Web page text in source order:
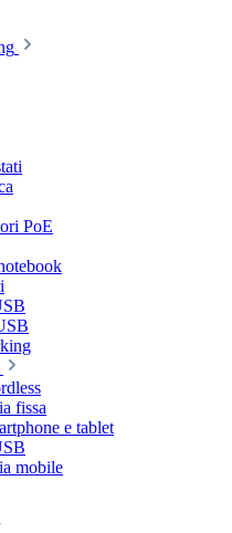
PoE
fissa
e tablet
mobile